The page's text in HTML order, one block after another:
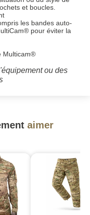
et boucles.
les bandes auto-
pour éviter la
Multicam®
ou des
aimer